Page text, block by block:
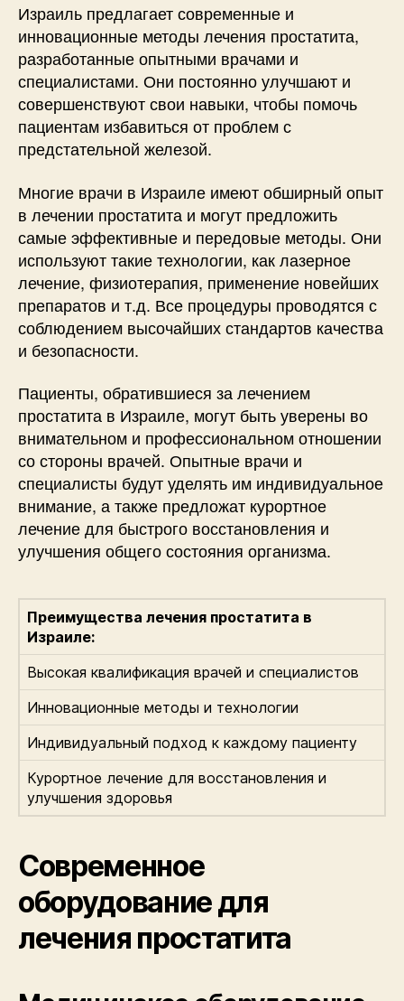
Израиль предлагает современные и
инновационные методы лечения простатита,
разработанные опытными врачами и
специалистами. Они постоянно улучшают и
совершенствуют свои навыки, чтобы помочь
пациентам избавиться от проблем с
предстательной железой.
Многие врачи в Израиле имеют обширный опыт
в лечении простатита и могут предложить
самые эффективные и передовые методы. Они
используют такие технологии, как лазерное
лечение, физиотерапия, применение новейших
препаратов и т.д. Все процедуры проводятся с
соблюдением высочайших стандартов качества
и безопасности.
Пациенты, обратившиеся за лечением
простатита в Израиле, могут быть уверены во
внимательном и профессиональном отношении
со стороны врачей. Опытные врачи и
специалисты будут уделять им индивидуальное
внимание, а также предложат курортное
лечение для быстрого восстановления и
улучшения общего состояния организма.
Преимущества лечения простатита в
Израиле:
Высокая квалификация врачей и специалистов
Инновационные методы и технологии
Индивидуальный подход к каждому пациенту
Курортное лечение для восстановления и
улучшения здоровья
Современное
оборудование для
лечения простатита